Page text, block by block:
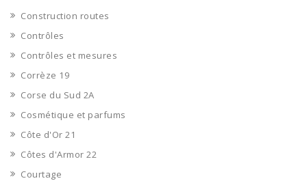
Construction routes
Contrôles
Contrôles et mesures
Corrèze 19
Corse du Sud 2A
Cosmétique et parfums
Côte d'Or 21
Côtes d'Armor 22
Courtage